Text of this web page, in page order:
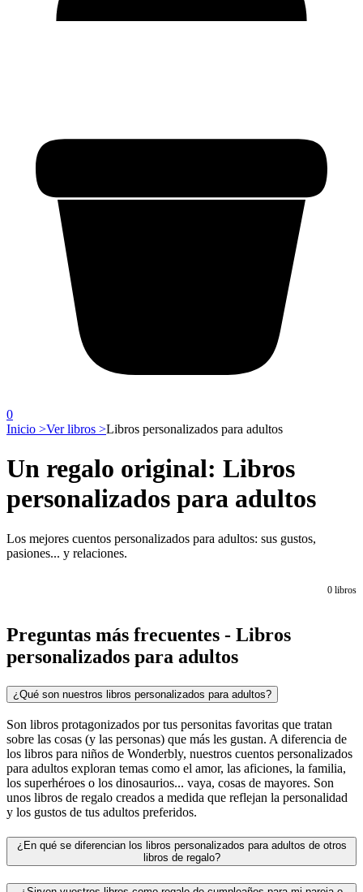
0
Inicio >Ver libros >Libros personalizados para adultos
Un regalo original: Libros
personalizados para adultos
Los mejores cuentos personalizados para adultos: sus gustos,
pasiones... y relaciones.
0 libros
Preguntas más frecuentes - Libros
personalizados para adultos
¿Qué son nuestros libros personalizados para adultos?
Son libros protagonizados por tus personitas favoritas que tratan
sobre las cosas (y las personas) que más les gustan. A diferencia de
los libros para niños de Wonderbly, nuestros cuentos personalizados
para adultos exploran temas como el amor, las aficiones, la familia,
los superhéroes o los dinosaurios... vaya, cosas de mayores. Son
unos libros de regalo creados a medida que reflejan la personalidad
y los gustos de tus adultos preferidos.
¿En qué se diferencian los libros personalizados para adultos de otros
libros de regalo?